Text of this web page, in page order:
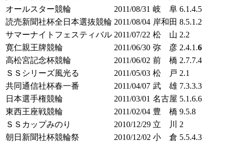
オールスター競輪
2011/08/31 岐 阜 6.1.4.5
読売新聞社杯全日本選抜競輪 2011/08/04 岸和田 8.5.1.2
サマーナイトフェスティバル 2011/07/22 松 山 2.2
寛仁親王牌競輪
2011/06/30 弥 彦 2.4.1.6
高松宮記念杯競輪
2011/06/02 前 橋 2.7.7.4
ＳＳシリーズ風光る
2011/05/03 松 戸 2.1
共同通信社杯春一番
2011/04/07 武 雄 7.3.3.3
日本選手権競輪
2011/03/01 名古屋 5.1.6.6
東西王座戦競輪
2011/02/04 豊 橋 9.5.8
ＳＳカップみのり
2010/12/29 立 川
2
朝日新聞社杯競輪祭
2010/12/02 小 倉 5.5.4.3